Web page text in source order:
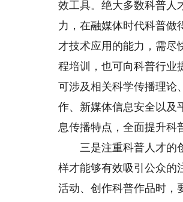
效工具。绝大多数科普人
力，在融媒体时代科普做
才技术应用的能力，需尽
程培训，也可向科普行业
可涉及相关科学传播理论
作、新媒体信息安全以及
息传播特点，全面提升科
三是注重科普人才的创
样才能够有效吸引公众的
活动、创作科普作品时，